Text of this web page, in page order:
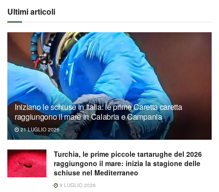
Ultimi articoli
Iniziano le schiuse in Italia: le prime Caretta caretta
raggiungono il mare in Calabria e Campania
21 LUGLIO 2026
Turchia, le prime piccole tartarughe del 2026
raggiungono il mare: inizia la stagione delle
schiuse nel Mediterraneo
9 LUGLIO 2026